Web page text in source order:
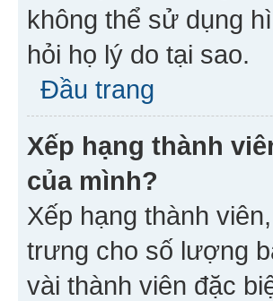
không thể sử dụng
hỏi họ lý do tại sao.
Đầu trang
Xếp hạng thành
của mình?
Xếp hạng thành
trưng cho số lượng
vài thành viên đặc